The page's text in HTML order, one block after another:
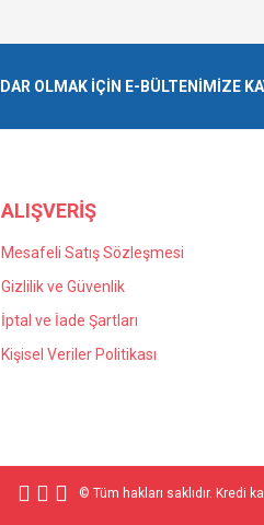
OLMAK İÇİN E-BÜLTENİMİZE
ALIŞVERİŞ
Mesafeli Satış Sözleşmesi
Gizlilik ve Güvenlik
İptal ve İade Şartları
Kişisel Veriler Politikası
© Tüm hakları saklıdır. Kredi